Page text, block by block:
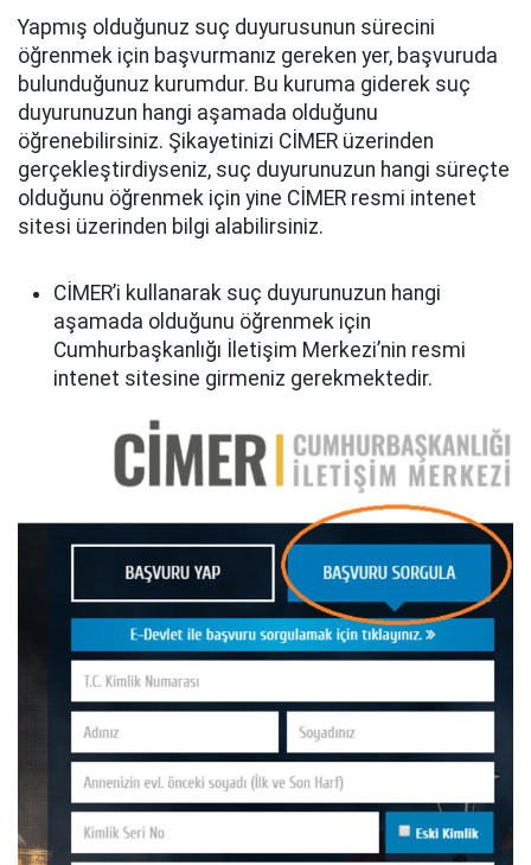
Yapmış olduğunuz suç duyurusunun sürecini
öğrenmek için başvurmanız gereken yer, başvuruda
bulunduğunuz kurumdur. Bu kuruma giderek suç
duyurunuzun hangi aşamada olduğunu
öğrenebilirsiniz. Şikayetinizi CİMER üzerinden
gerçekleştirdiyseniz, suç duyurunuzun hangi süreçte
olduğunu öğrenmek için yine CİMER resmi intenet
sitesi üzerinden bilgi alabilirsiniz.
CİMER’i kullanarak suç duyurunuzun hangi
aşamada olduğunu öğrenmek için
Cumhurbaşkanlığı İletişim Merkezi’nin resmi
intenet sitesine girmeniz gerekmektedir.